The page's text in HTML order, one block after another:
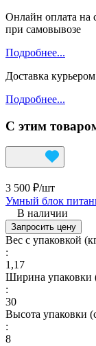
Онлайн оплата на
при самовывозе
Подробнее...
Доставка
Подробнее...
С этим
3 500 ₽/шт
Умный блок
В наличии
Запросить цену
Вес с упаковкой
:
1,17
Ширина упаковки
:
30
Высота упаковки
:
8